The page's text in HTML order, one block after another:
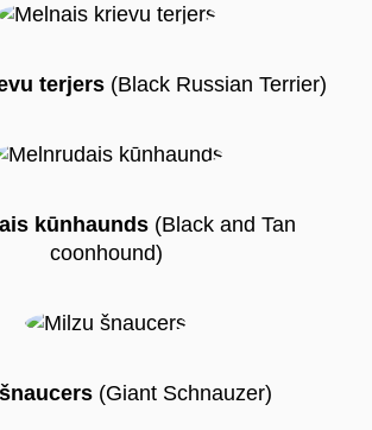
terjers(Black Russian Terrier)
kūnhaunds (Black and Tan
coonhound)
(Giant Schnauzer)